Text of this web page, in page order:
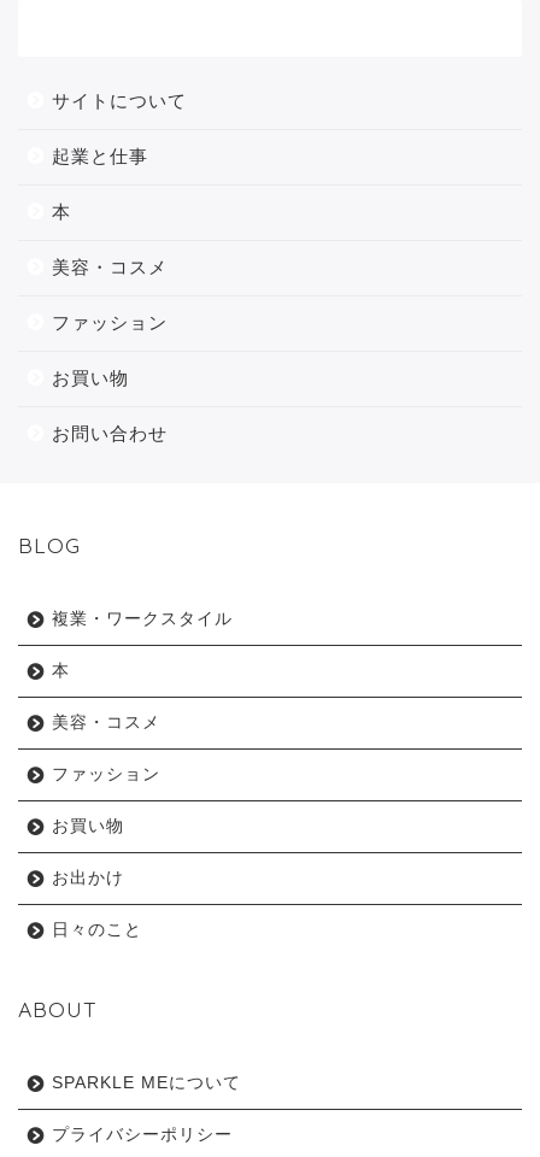
サイトについて
起業と仕事
本
美容・コスメ
ファッション
お買い物
お問い合わせ
BLOG
複業・ワークスタイル
本
美容・コスメ
ファッション
お買い物
お出かけ
日々のこと
ABOUT
SPARKLE MEについて
プライバシーポリシー